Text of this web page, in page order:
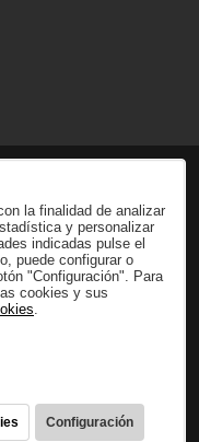
la finalidad de analizar
y personalizar
indicadas pulse el
puede configurar o
"Configuración". Para
cookies y sus
.
Configuración